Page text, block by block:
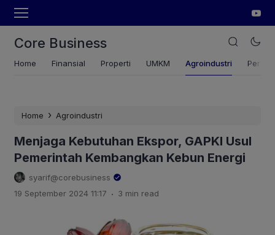
Core Business
Home Finansial Properti UMKM Agroindustri
Home › Agroindustri
Menjaga Kebutuhan Ekspor, GAPKI Usul
Pemerintah Kembangkan Kebun Energi
syarif@corebusiness
19 September 2024 11:17 . 3 min read